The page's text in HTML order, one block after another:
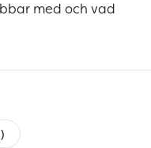
med och vad